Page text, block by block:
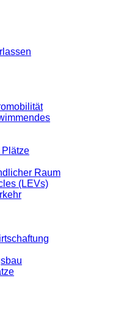
Plätze
Raum
(LEVs)